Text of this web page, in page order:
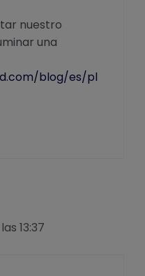
nuestro
una
blog/es/pl
13:37